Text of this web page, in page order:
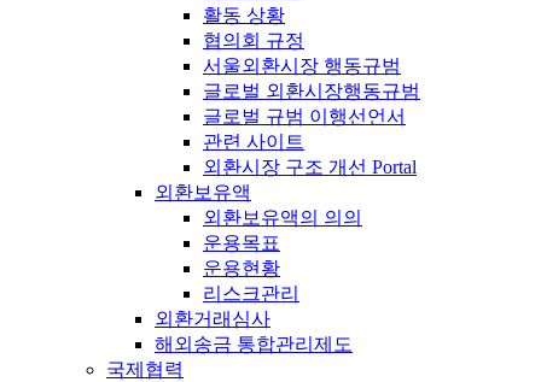
활동 상황
협의회 규정
서울외환시장 행동규범
글로벌 외환시장행동규범
글로벌 규범 이행선언서
관련 사이트
외환시장 구조 개선 Portal
외환보유액
외환보유액의 의의
운용목표
운용현황
리스크관리
외환거래심사
해외송금 통합관리제도
국제협력